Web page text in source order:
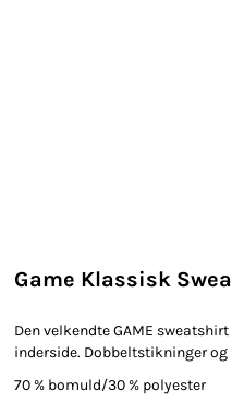
Game Klassisk
Den velkendte GAME
inderside. Dobbeltstikninger
70 % bomuld/30 % polyester